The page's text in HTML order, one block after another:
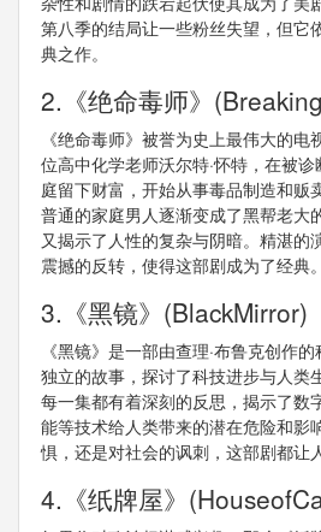
第八季的结局让一些粉丝失望，但它
典之作。
2.《绝命毒师》
《绝命毒师》被誉为史上最伟大的
位高中化学老师沃尔特·怀特，在被
庭留下财富，开始从事毒品制造和贩
普通的家庭男人逐渐变成了黑帮老大
又揭示了人性的复杂与阴暗。精湛的
震撼的反转，使得这部剧成为了经典。
3.《黑镜》(BlackMirror)
《黑镜》是一部由查理·布鲁克创作
独立的故事，探讨了科技进步与人类
每一集都有着深刻的反思，揭示了数
能等技术给人类带来的潜在危险和影
惧，还是对社会的讽刺，这部剧都让
4.《纸牌屋》